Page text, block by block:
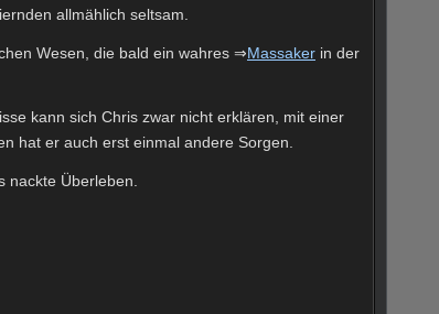
allmählich seltsam.
Wesen, die bald ein wahres ⇒Massaker in der
kann sich Chris zwar nicht erklären, mit einer
hat er auch erst einmal andere Sorgen.
nackte Überleben.